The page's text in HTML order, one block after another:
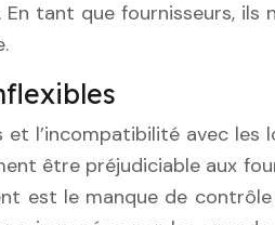
En tant que fournisseurs,
et l’incompatibilité avec
être préjudiciable aux
est le manque de